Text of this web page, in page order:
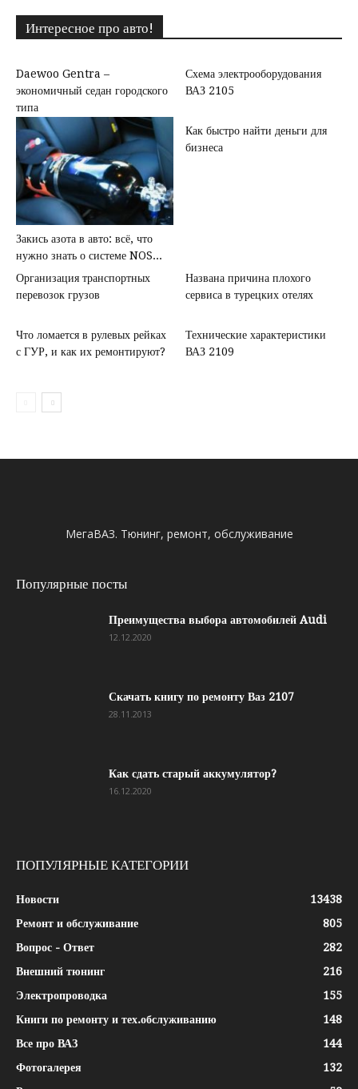
Интересное про авто!
Daewoo Gentra –
экономичный седан городского
типа
Схема электрооборудования
ВАЗ 2105
Закись азота в авто: всё, что
нужно знать о системе NOS...
Как быстро найти деньги для
бизнеса
Организация транспортных
перевозок грузов
Названа причина плохого
сервиса в турецких отелях
Что ломается в рулевых рейках
с ГУР, и как их ремонтируют?
Технические характеристики
ВАЗ 2109
МегаВАЗ. Тюнинг, ремонт, обслуживание
Популярные посты
Преимущества выбора автомобилей Audi
12.12.2020
Скачать книгу по ремонту Ваз 2107
28.11.2013
Как сдать старый аккумулятор?
16.12.2020
ПОПУЛЯРНЫЕ КАТЕГОРИИ
Новости
13438
Ремонт и обслуживание
805
Вопрос - Ответ
282
Внешний тюнинг
216
Электропроводка
155
Книги по ремонту и тех.обслуживанию
148
Все про ВАЗ
144
Фотогалерея
132